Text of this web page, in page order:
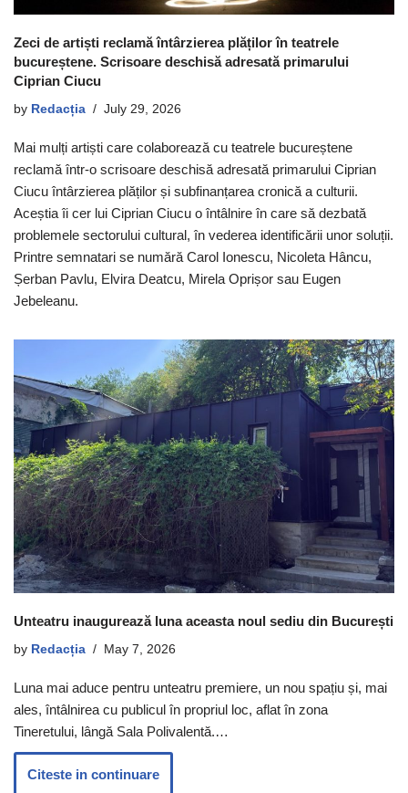
Zeci de artiști reclamă întârzierea plăților în teatrele
bucureștene. Scrisoare deschisă adresată primarului
Ciprian Ciucu
by Redacția July 29, 2026
Mai mulți artiști care colaborează cu teatrele bucureștene
reclamă într-o scrisoare deschisă adresată primarului Ciprian
Ciucu întârzierea plăților și subfinanțarea cronică a culturii.
Aceștia îi cer lui Ciprian Ciucu o întâlnire în care să dezbată
problemele sectorului cultural, în vederea identificării unor soluții.
Printre semnatari se numără Carol Ionescu, Nicoleta Hâncu,
Șerban Pavlu, Elvira Deatcu, Mirela Oprișor sau Eugen
Jebeleanu.
Unteatru inaugurează luna aceasta noul sediu din București
by Redacția May 7, 2026
Luna mai aduce pentru unteatru premiere, un nou spațiu și, mai
ales, întâlnirea cu publicul în propriul loc, aflat în zona
Tineretului, lângă Sala Polivalentă.…
Citeste in continuare